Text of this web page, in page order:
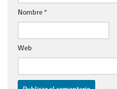
Nombre*
Web